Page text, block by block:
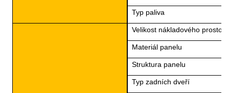
Typ paliva
Velikost nákladového prostoru
Materiál panelu
Struktura panelu
Typ zadních dveří